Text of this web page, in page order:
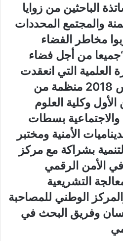
الباحثين من زوايا
والمجتمع المحددات
مخاطر الفضاء
من أجل فضاء
العلمية التي انعقدت
يوم الأربعاء 21 مارس 2018 منظمة من
وكلية العلوم
والاجتماعية بسطات
الأمنية ومختبر
بشراكة مع مركز
الأمن الرقمي
التشريعية
الوطني للمصاحبة
وفريق البحث في